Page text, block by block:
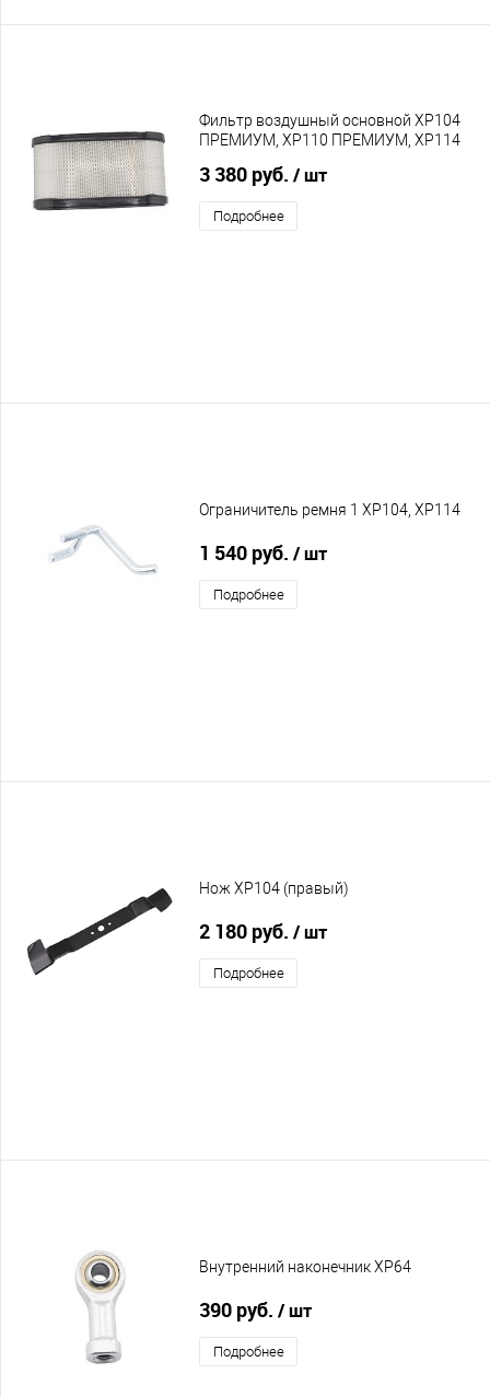
Фильтр воздушный основной XP104
ПРЕМИУМ, XP110 ПРЕМИУМ, XP114
3 380 руб. / шт
Подробнее
Ограничитель ремня 1 XP104, XP114
1 540 руб. / шт
Подробнее
Нож XP104 (правый)
2 180 руб. / шт
Подробнее
Внутренний наконечник XP64
390 руб. / шт
Подробнее